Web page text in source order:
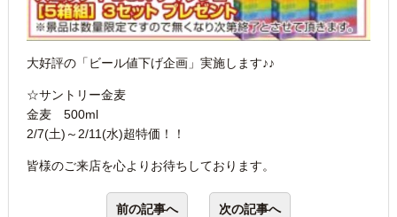
大好評の「ビール値下げ企画」実施します♪♪
☆サントリー金麦
金麦 500ml
2/7(土)～2/11(水)超特価！！
皆様のご来店を心よりお待ちしております。
前の記事へ 次の記事へ